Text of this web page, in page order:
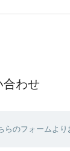
合わせ
のフォームより